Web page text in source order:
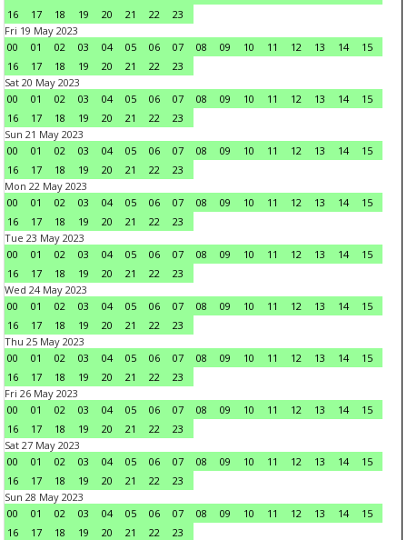
16
17 18 19 20 21 22
23
Fri 19 May 2023
00
01 02 03 04 05 06 07 08 09 10 11 12 13 14
15
16
17 18 19 20 21 22
23
Sat 20 May 2023
00
01 02 03 04 05 06 07 08 09 10 11 12 13 14
15
16
17 18 19 20 21 22
23
Sun 21 May 2023
00
01 02 03 04 05 06 07 08 09 10 11 12 13 14
15
16
17 18 19 20 21 22
23
Mon 22 May 2023
00
01 02 03 04 05 06 07 08 09 10 11 12 13 14
15
16
17 18 19 20 21 22
23
Tue 23 May 2023
00
01 02 03 04 05 06 07 08 09 10 11 12 13 14
15
16
17 18 19 20 21 22
23
Wed 24 May 2023
00
01 02 03 04 05 06 07 08 09 10 11 12 13 14
15
16
17 18 19 20 21 22
23
Thu 25 May 2023
00
01 02 03 04 05 06 07 08 09 10 11 12 13 14
15
16
17 18 19 20 21 22
23
Fri 26 May 2023
00
01 02 03 04 05 06 07 08 09 10 11 12 13 14
15
16
17 18 19 20 21 22
23
Sat 27 May 2023
00
01 02 03 04 05 06 07 08 09 10 11 12 13 14
15
16
17 18 19 20 21 22
23
Sun 28 May 2023
00
01 02 03 04 05 06 07 08 09 10 11 12 13 14
15
16
17 18 19 20 21 22
23